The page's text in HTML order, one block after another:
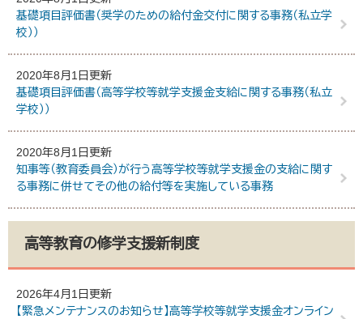
基礎項目評価書（奨学のための給付金交付に関する事務（私立学
校））
2020年8月1日更新
基礎項目評価書（高等学校等就学支援金支給に関する事務（私立
学校））
2020年8月1日更新
知事等（教育委員会）が行う高等学校等就学支援金の支給に関す
る事務に併せてその他の給付等を実施している事務
高等教育の修学支援新制度
2026年4月1日更新
【緊急メンテナンスのお知らせ】高等学校等就学支援金オンライン